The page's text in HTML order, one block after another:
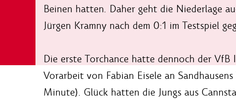
Beinen hatten. Daher geht die Niederlage
Jürgen Kramny nach dem 0:1 im Testspiel
Die erste Torchance hatte dennoch der
Vorarbeit von Fabian Eisele an
Minute). Glück hatten die Jungs aus